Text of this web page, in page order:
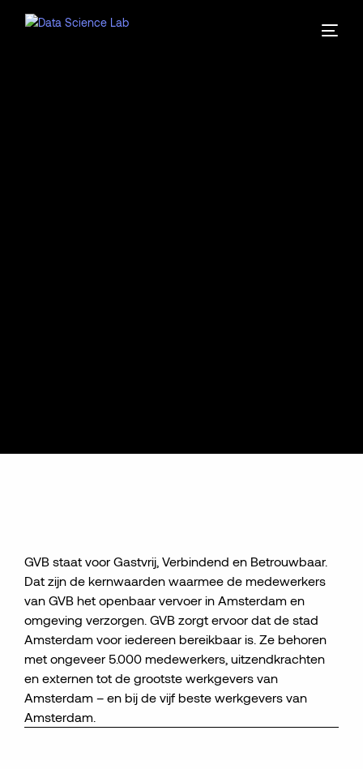
GVB staat voor Gastvrij, Verbindend en Betrouwbaar.
Dat zijn de kernwaarden waarmee de medewerkers
van GVB het openbaar vervoer in Amsterdam en
omgeving verzorgen. GVB zorgt ervoor dat de stad
Amsterdam voor iedereen bereikbaar is. Ze behoren
met ongeveer 5.000 medewerkers, uitzendkrachten
en externen tot de grootste werkgevers van
Amsterdam – en bij de vijf beste werkgevers van
Amsterdam.